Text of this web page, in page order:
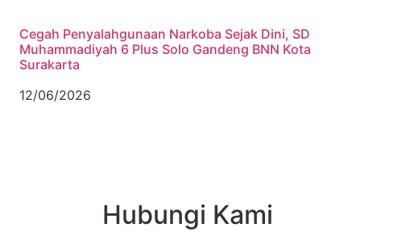
Cegah Penyalahgunaan Narkoba Sejak Dini, SD
Muhammadiyah 6 Plus Solo Gandeng BNN Kota
Surakarta
12/06/2026
Hubungi Kami